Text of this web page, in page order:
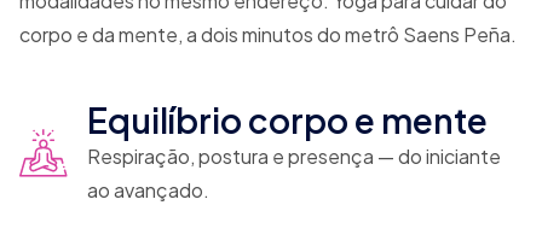
corpo e da mente, a dois minutos do metrô Saens Peña.
Equilíbrio corpo e mente
Respiração, postura e presença — do iniciante
ao avançado.